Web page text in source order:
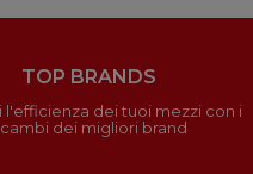
TOP BRANDS
l'efficienza dei tuoi mezzi con i
dei migliori brand